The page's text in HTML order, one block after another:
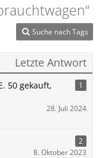
Suche nach Tags
Letzte Antwort
50 gekauft,
1
28. Juli 2024
2
8. Oktober 2023